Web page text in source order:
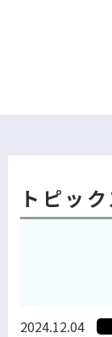
トピック
2024.12.04